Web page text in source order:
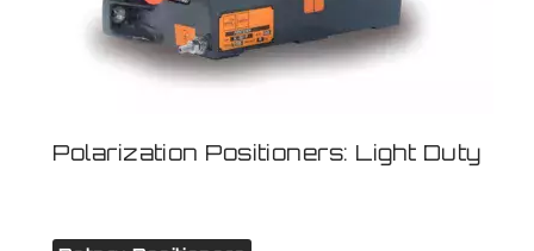
Polarization Positioners: Light Duty